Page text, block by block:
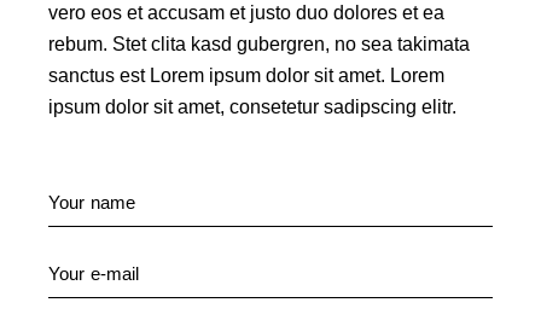
vero eos et accusam et justo duo dolores et ea
rebum. Stet clita kasd gubergren, no sea takimata
sanctus est Lorem ipsum dolor sit amet. Lorem
ipsum dolor sit amet, consetetur sadipscing elitr.